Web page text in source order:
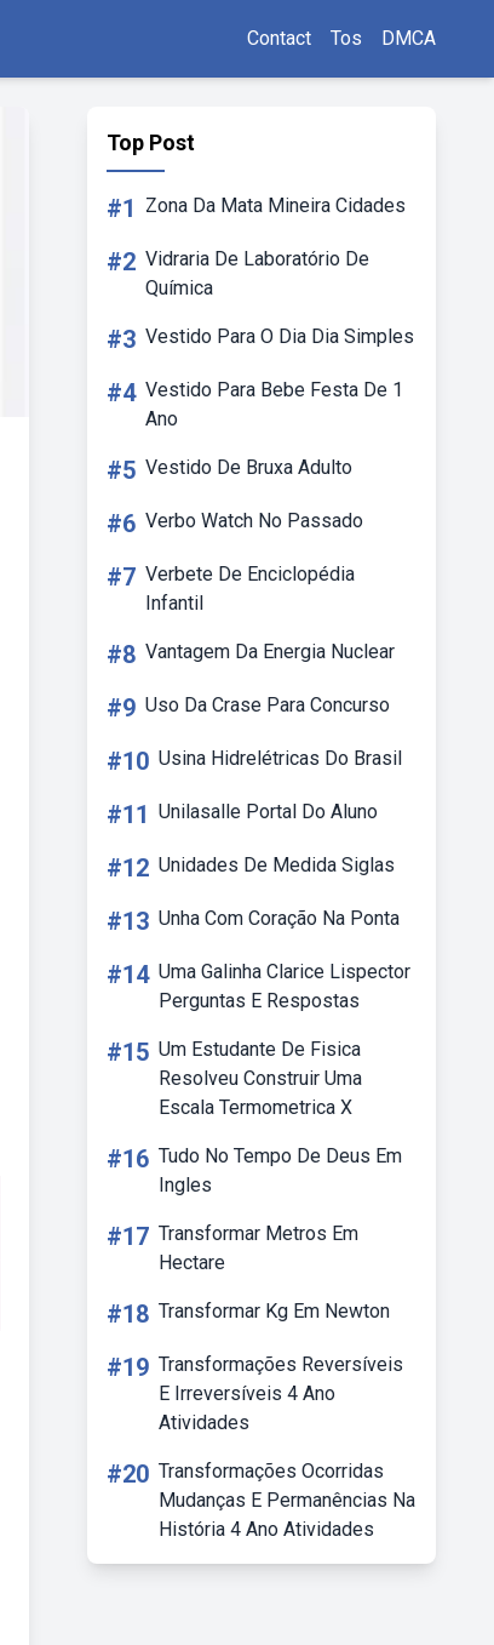
Contact Tos DMCA
Top Post
#1 Zona Da Mata Mineira Cidades
#2 Vidraria De Laboratório De
Química
#3 Vestido Para O Dia Dia Simples
#4 Vestido Para Bebe Festa De 1
Ano
#5 Vestido De Bruxa Adulto
#6 Verbo Watch No Passado
#7 Verbete De Enciclopédia
Infantil
#8 Vantagem Da Energia Nuclear
#9 Uso Da Crase Para Concurso
#10 Usina Hidrelétricas Do Brasil
#11 Unilasalle Portal Do Aluno
#12 Unidades De Medida Siglas
#13 Unha Com Coração Na Ponta
#14 Uma Galinha Clarice Lispector
Perguntas E Respostas
#15 Um Estudante De Fisica
Resolveu Construir Uma
Escala Termometrica X
#16 Tudo No Tempo De Deus Em
Ingles
#17 Transformar Metros Em
Hectare
#18 Transformar Kg Em Newton
#19 Transformações Reversíveis
E Irreversíveis 4 Ano
Atividades
#20 Transformações Ocorridas
Mudanças E Permanências Na
História 4 Ano Atividades